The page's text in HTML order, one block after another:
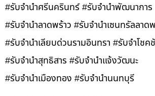
#รับจำนำศรีนครินทร์ #รับจำนำพัฒนาการ
#รับจำนำลาดพร้าว #รับจำนำเซนทรัลลาด
#รับจำนำเลียบด่วนรามอินทรา #รับจำโชค
#รับจำนำสุทธิสาร #รับจำนำแจ้งวัฒนะ
#รับจำนำเมืองทอง #รับจำนำนนทบุรี